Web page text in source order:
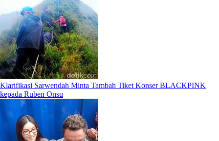
Klarifikasi Sarwendah Minta Tambah Tiket Konser BLACKPINK
kepada Ruben Onsu